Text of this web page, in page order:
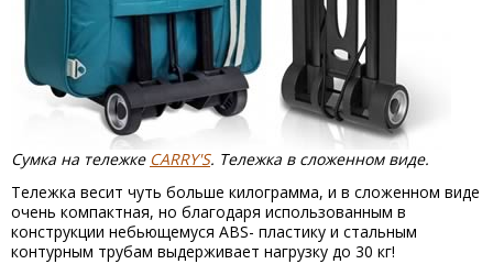
Сумка на тележке CARRY'S. Тележка в сложенном виде.
Тележка весит чуть больше килограмма, и в сложенном виде
очень компактная, но благодаря использованным в
конструкции небьющемуся ABS- пластику и стальным
контурным трубам выдерживает нагрузку до 30 кг!